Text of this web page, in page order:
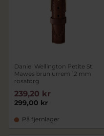
Daniel Wellington Petite St.
Mawes brun urrem 12 mm
rosaforg
299,00 kr
239,20 kr
På fjernlager